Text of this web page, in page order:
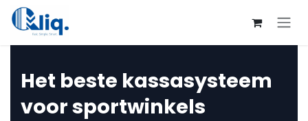
Overslaan naar inhoud
Het beste kassasysteem
voor sportwinkels